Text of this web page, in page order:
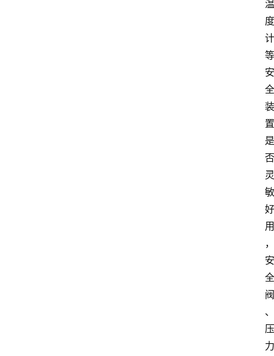
温
度
计
等
安
全
装
置
是
否
灵
敏
好
用
，
安
全
阀
、
压
力